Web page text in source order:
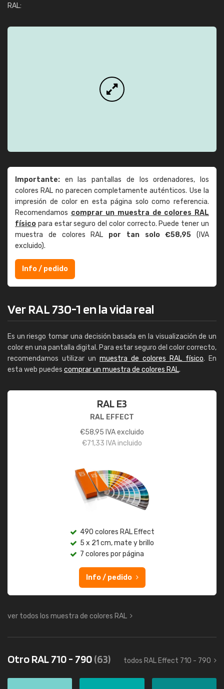
RAL:
Importante: en las pantallas de los ordenadores, los
colores RAL no parecen completamente auténticos. Use la
impresión de color en esta página solo como referencia.
Recomendamos comprar un muestra de colores RAL
físico para estar seguro del color correcto. Puede tener un
muestra de colores RAL por tan solo €58,95 (IVA
excluido).
Info / pedido
Ver RAL 730-1 en la vida real
Es un riesgo tomar una decisión basada en la visualización de un
color en una pantalla digital. Para estar seguro del color correcto,
recomendamos utilizar un muestra de colores RAL físico. En
esta web puedes comprar un muestra de colores RAL.
RAL E3
RAL EFFECT
€58,95 IVA excluido
€71,33 IVA incluido
490 colores RAL Effect
5 x 21 cm, mate y brillo
7 colores por página
Info / pedido
ver todos los muestra de colores RAL
Otro RAL 710 - 790(63) todos RAL Effect 710 - 790